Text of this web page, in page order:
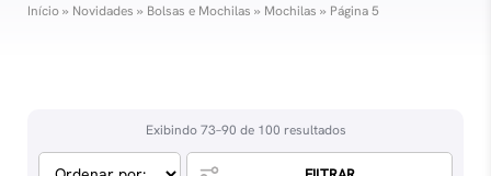
Início» Novidades » Bolsas e Mochilas » Mochilas » Página 5
Exibindo 73–90 de 100 resultados